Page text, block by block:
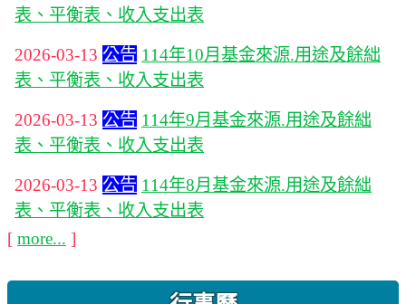
表、平衡表、收入支出表
2026-03-13 公告 114年10月基金來源.用途及餘絀
表、平衡表、收入支出表
2026-03-13 公告 114年9月基金來源.用途及餘絀
表、平衡表、收入支出表
2026-03-13 公告 114年8月基金來源.用途及餘絀
表、平衡表、收入支出表
[ more... ]